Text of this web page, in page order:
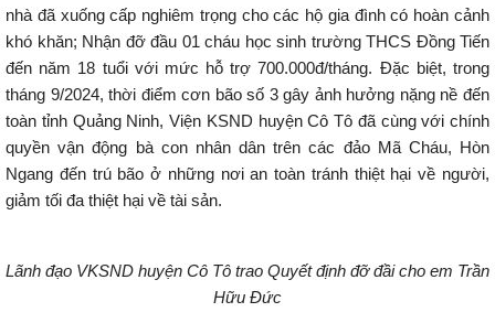
nhà đã xuống cấp nghiêm trọng cho các hộ gia đình có hoàn cảnh
khó khăn; Nhận đỡ đầu 01 cháu học sinh trường THCS Đồng Tiến
đến năm 18 tuổi với mức hỗ trợ 700.000đ/tháng. Đặc biệt, trong
tháng 9/2024, thời điểm cơn bão số 3 gây ảnh hưởng nặng nề đến
toàn tỉnh Quảng Ninh, Viện KSND huyện Cô Tô đã cùng với chính
quyền vận động bà con nhân dân trên các đảo Mã Cháu, Hòn
Ngang đến trú bão ở những nơi an toàn tránh thiệt hại về người,
giảm tối đa thiệt hại về tài sản.
Lãnh đạo VKSND huyện Cô Tô trao Quyết định đỡ đầi cho em Trần
Hữu Đức